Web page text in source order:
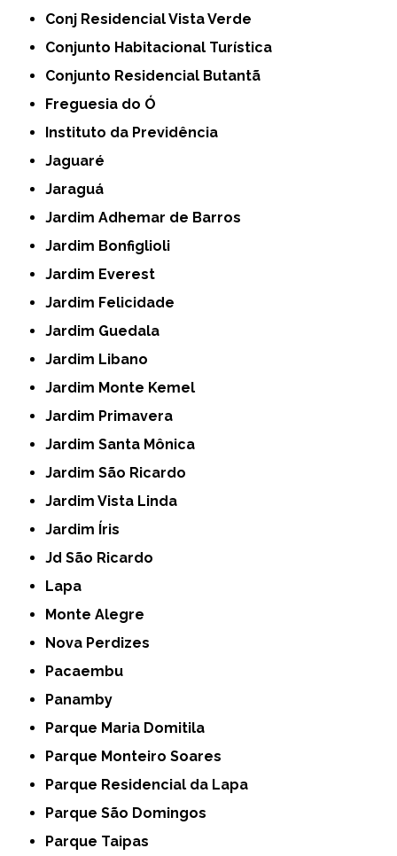
Conj Residencial Vista Verde
Conjunto Habitacional Turística
Conjunto Residencial Butantã
Freguesia do Ó
Instituto da Previdência
Jaguaré
Jaraguá
Jardim Adhemar de Barros
Jardim Bonfiglioli
Jardim Everest
Jardim Felicidade
Jardim Guedala
Jardim Libano
Jardim Monte Kemel
Jardim Primavera
Jardim Santa Mônica
Jardim São Ricardo
Jardim Vista Linda
Jardim Íris
Jd São Ricardo
Lapa
Monte Alegre
Nova Perdizes
Pacaembu
Panamby
Parque Maria Domitila
Parque Monteiro Soares
Parque Residencial da Lapa
Parque São Domingos
Parque Taipas